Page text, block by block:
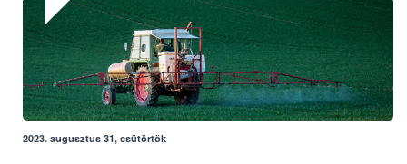
2023. augusztus 31, csütörtök